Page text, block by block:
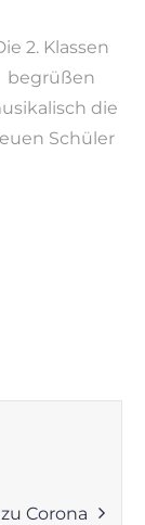
2. Klassen
begrüßen
die
Schüler
Corona